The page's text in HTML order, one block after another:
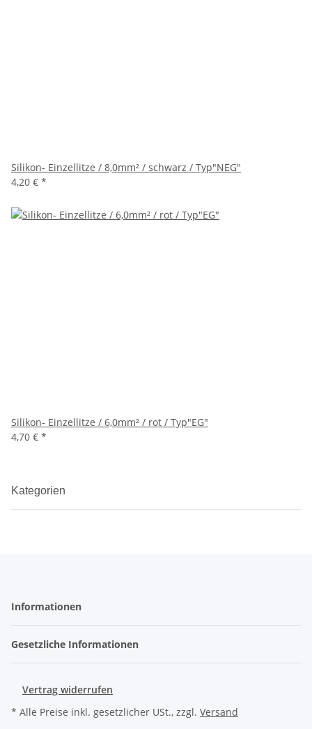
Silikon- Einzellitze / 8,0mm² / schwarz / Typ"NEG"
4,20 € *
Silikon- Einzellitze / 6,0mm² / rot / Typ"EG"
4,70 € *
Kategorien
Informationen
Gesetzliche Informationen
Vertrag widerrufen
* Alle Preise inkl. gesetzlicher USt., zzgl. Versand